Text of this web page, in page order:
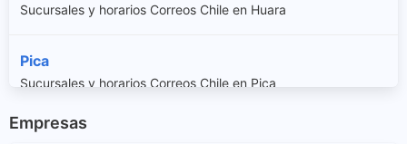
Sucursales y horarios Correos Chile en Huara
Pica
Sucursales y horarios Correos Chile en Pica
Pozo Almonte
Empresas